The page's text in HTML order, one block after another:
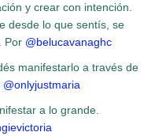
y crear con intención.
desde lo que sentís, se
Por @belucavanaghc
manifestarlo a través de
@onlyjustmaria
a lo grande.